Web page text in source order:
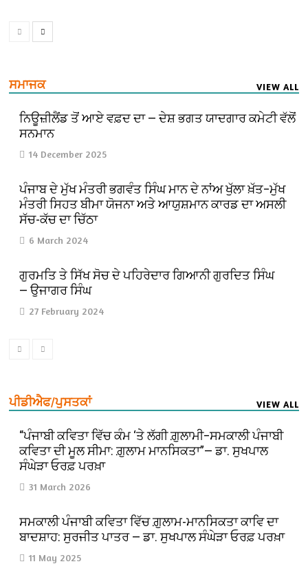
ਸਮਾਜਕ VIEW ALL
ਨਿਊਜ਼ੀਲੈਂਡ ਤੋਂ ਆਏ ਵਫ਼ਦ ਦਾ — ਦੇਸ਼ ਭਗਤ ਯਾਦਗਾਰ ਕਮੇਟੀ ਵੱਲੋਂ
ਸਨਮਾਨ
14 December 2025
ਪੰਜਾਬ ਦੇ ਮੁੱਖ ਮੰਤਰੀ ਭਗਵੰਤ ਸਿੰਘ ਮਾਨ ਦੇ ਨਾਂਅ ਖੁੱਲਾ ਖ਼ੱਤ–ਮੁੱਖ
ਮੰਤਰੀ ਸਿਹਤ ਬੀਮਾ ਯੋਜਨਾ ਅਤੇ ਆਯੁਸ਼ਮਾਨ ਕਾਰਡ ਦਾ ਅਸਲੀ
ਸੱਚ-ਕੱਚ ਦਾ ਚਿੱਠਾ
6 March 2024
ਗੁਰਮਤਿ ਤੇ ਸਿੱਖ ਸੋਚ ਦੇ ਪਹਿਰੇਦਾਰ ਗਿਆਨੀ ਗੁਰਦਿਤ ਸਿੰਘ
— ਉਜਾਗਰ ਸਿੰਘ
27 February 2024
ਪੀਡੀਐਫ/ਪੁਸਤਕਾਂ VIEW ALL
“ਪੰਜਾਬੀ ਕਵਿਤਾ ਵਿੱਚ ਕੰਮ ‘ਤੇ ਲੱਗੀ ਗ਼ੁਲਾਮੀ–ਸਮਕਾਲੀ ਪੰਜਾਬੀ
ਕਵਿਤਾ ਦੀ ਮੂਲ ਸੀਮਾ: ਗ਼ੁਲਾਮ ਮਾਨਸਿਕਤਾ”— ਡਾ. ਸੁਖਪਾਲ
ਸੰਘੇੜਾ ਓਰਫ਼ ਪਰਖ਼ਾ
31 March 2026
ਸਮਕਾਲੀ ਪੰਜਾਬੀ ਕਵਿਤਾ ਵਿੱਚ ਗ਼ੁਲਾਮ-ਮਾਨਸਿਕਤਾ ਕਾਵਿ ਦਾ
ਬਾਦਸ਼ਾਹ: ਸੁਰਜੀਤ ਪਾਤਰ — ਡਾ. ਸੁਖਪਾਲ ਸੰਘੇੜਾ ਓਰਫ਼ ਪਰਖ਼ਾ
11 May 2025